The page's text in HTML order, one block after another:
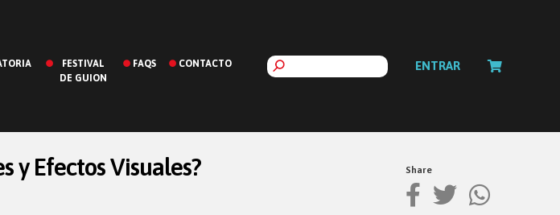
FESTIVAL
DE GUION
FAQS CONTACTO ENTRAR
y Efectos Visuales? Share